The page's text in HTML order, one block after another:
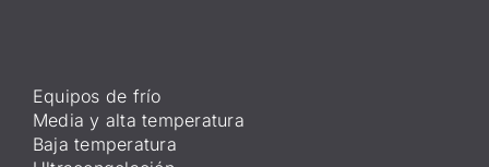
Equipos de frío
Media y alta temperatura
Baja temperatura